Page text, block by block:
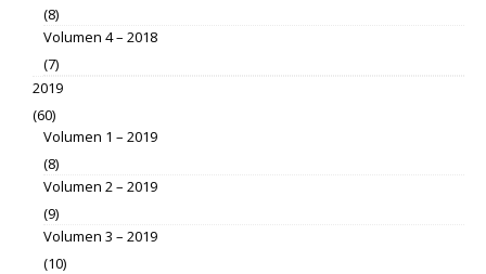
(8)
Volumen 4 – 2018
(7)
2019
(60)
Volumen 1 – 2019
(8)
Volumen 2 – 2019
(9)
Volumen 3 – 2019
(10)